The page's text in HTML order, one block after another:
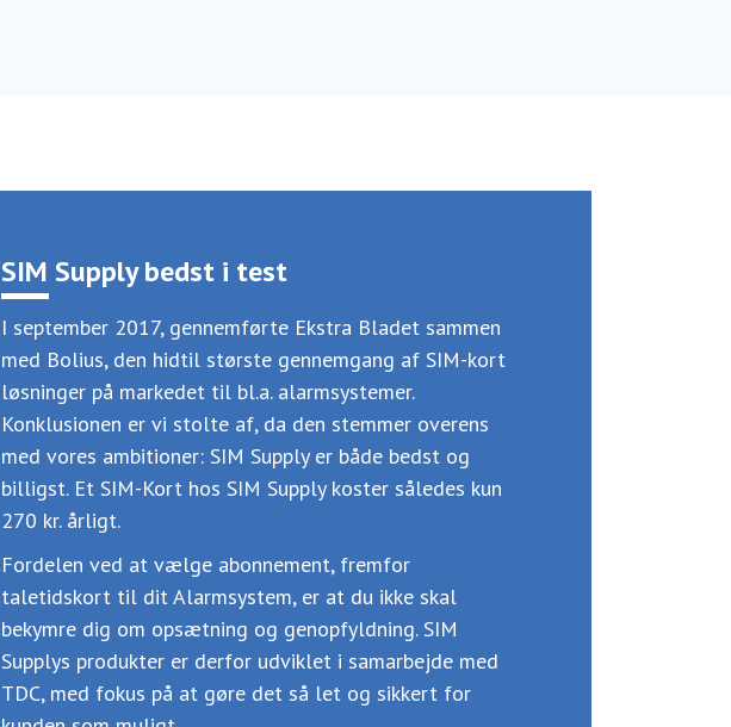
SIM Supply bedst i test
I september 2017, gennemførte Ekstra Bladet sammen
med Bolius, den hidtil største gennemgang af SIM-kort
løsninger på markedet til bl.a. alarmsystemer.
Konklusionen er vi stolte af, da den stemmer overens
med vores ambitioner: SIM Supply er både bedst og
billigst. Et SIM-Kort hos SIM Supply koster således kun
270 kr. årligt.
Fordelen ved at vælge abonnement, fremfor
taletidskort til dit Alarmsystem, er at du ikke skal
bekymre dig om opsætning og genopfyldning. SIM
Supplys produkter er derfor udviklet i samarbejde med
TDC, med fokus på at gøre det så let og sikkert for